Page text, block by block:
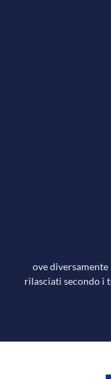
ove
rilasciati secondo i